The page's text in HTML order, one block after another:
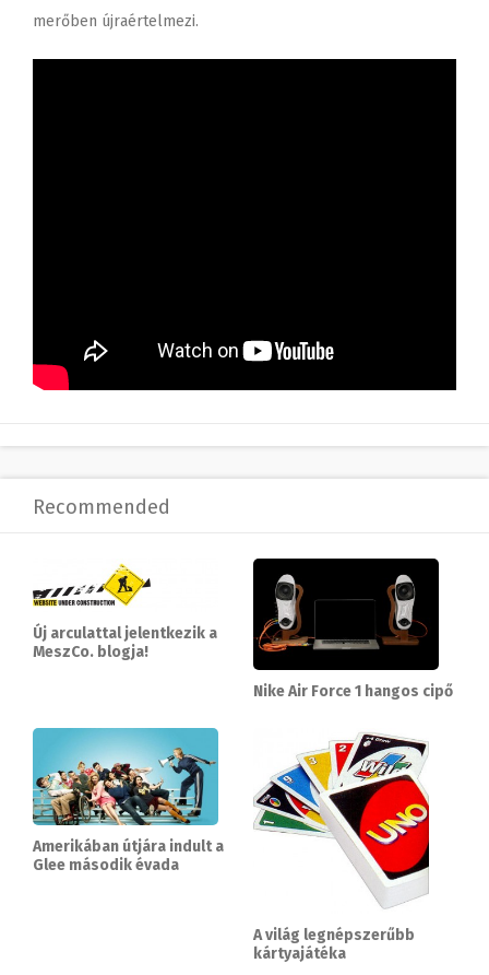
merőben újraértelmezi.
Recommended
Új arculattal jelentkezik a
MeszCo. blogja!
Nike Air Force 1 hangos cipő
Amerikában útjára indult a
Glee második évada
A világ legnépszerűbb
kártyajátéka